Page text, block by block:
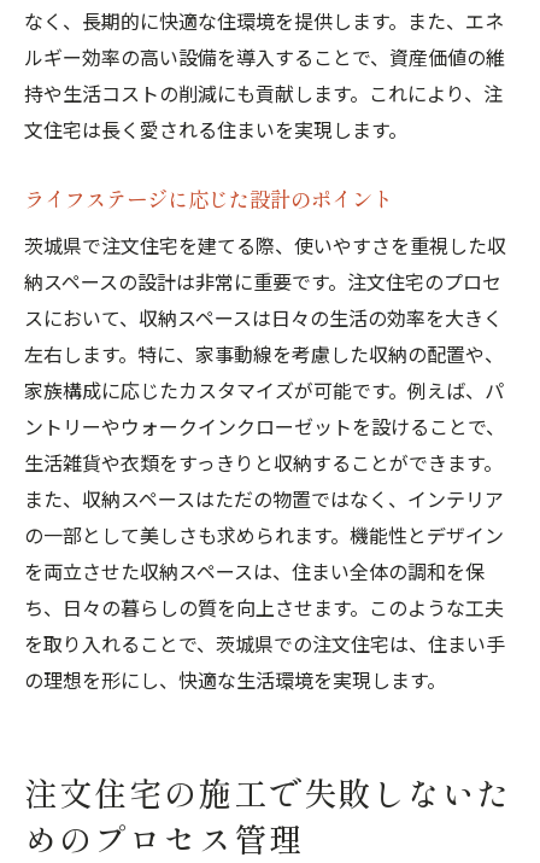
なく、長期的に快適な住環境を提供します。また、エネ
ルギー効率の高い設備を導入することで、資産価値の維
持や生活コストの削減にも貢献します。これにより、注
文住宅は長く愛される住まいを実現します。
ライフステージに応じた設計のポイント
茨城県で注文住宅を建てる際、使いやすさを重視した収
納スペースの設計は非常に重要です。注文住宅のプロセ
スにおいて、収納スペースは日々の生活の効率を大きく
左右します。特に、家事動線を考慮した収納の配置や、
家族構成に応じたカスタマイズが可能です。例えば、パ
ントリーやウォークインクローゼットを設けることで、
生活雑貨や衣類をすっきりと収納することができます。
また、収納スペースはただの物置ではなく、インテリア
の一部として美しさも求められます。機能性とデザイン
を両立させた収納スペースは、住まい全体の調和を保
ち、日々の暮らしの質を向上させます。このような工夫
を取り入れることで、茨城県での注文住宅は、住まい手
の理想を形にし、快適な生活環境を実現します。
注文住宅の施工で失敗しないた
めのプロセス管理